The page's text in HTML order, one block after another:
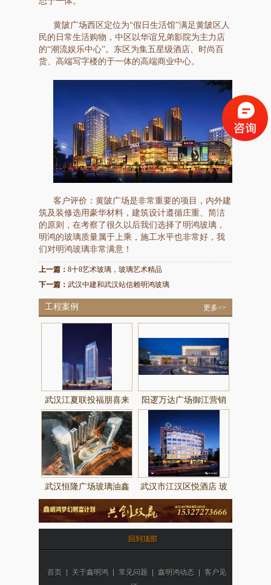
黄陂广场西区定位为“假日生活馆”满足黄陂区人
民的日常生活购物，中区以华谊兄弟影院为主力店
的“潮流娱乐中心”。东区为集五星级酒店、时尚百
货、高端写字楼的于一体的高端商业中心。
客户评价：黄陂广场是非常重要的项目，内外建
筑及装修选用豪华材料，建筑设计遵循庄重、简洁
的原则，在考察了很久以后我们选择了明鸿玻璃，
明鸿的玻璃质量属于上乘，施工水平也非常好，我
们对明鸿玻璃非常满意！
上一篇： 8十8艺术玻璃，玻璃艺术精品
下一篇： 武汉中建和武汉站信赖明鸿玻璃
工程案例 更多>>
武汉江夏联投福朋喜来
登酒店
阳逻万达广场御江营销
中心玻璃由鑫明鸿玻璃
提供制作
武汉恒隆广场玻璃油鑫
明鸿玻璃提供制作
武汉市江汉区悦酒店 玻
璃由武汉鑫明鸿提供
回到顶部
首页 关于鑫明鸿 常见问题 鑫明鸿动态
客户见